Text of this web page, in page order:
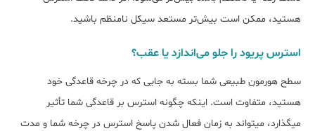
هستید، ممکن است بیش‌تر مستعد سیکل نامنظم باشید.
استرس پریود را جلو می‌‎اندازد یا عقب؟
سطح هورمون طبیعی شما بسته به جایی که در چرخه قاعدگی خود
هستید، متفاوت است. اینکه چگونه استرس بر قاعدگی شما تأثیر
می‎گذارد، می‎تواند به زمان فعال شدن پاسخ استرس در چرخه شما و مدت